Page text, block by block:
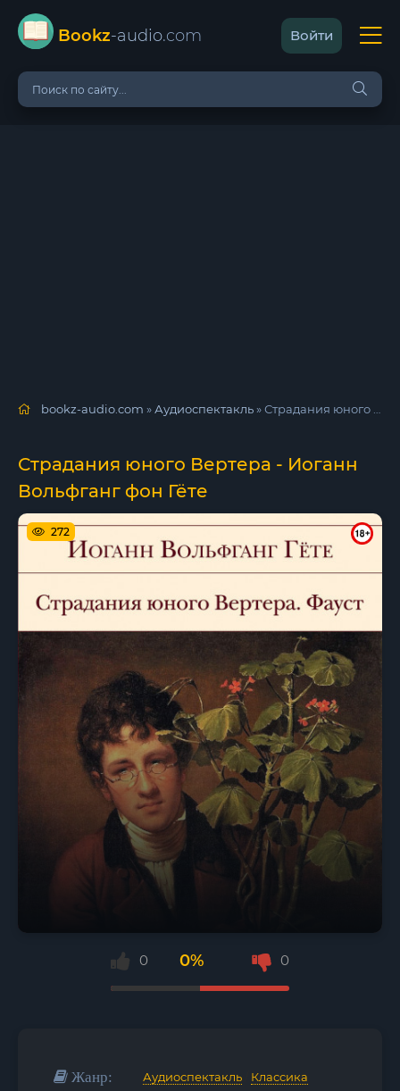
Bookz-audio.com Войти
bookz-audio.com » Аудиоспектакль» Страдания юного Вертера - Иоганн Вольфганг фон Гёте
Страдания юного Вертера - Иоганн
Вольфганг фон Гёте
272
0 0% 0
Жанр: Аудиоспектакль Классика